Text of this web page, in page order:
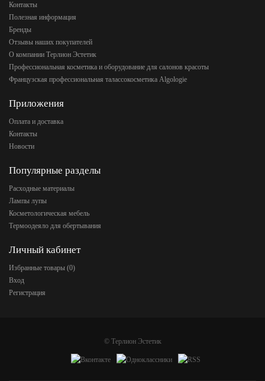
Контакты
Полезная информация
Бренды
Отзывы наших покупателей
О компании Терлион Эстетик
Профессиональная косметика и оборудование для салонов красоты
Французская профессиональная талассокосметика Algologie
Приложения
Оплата и доставка
Контакты
Новости
Популярные разделы
Расходные материалы
Лампы лупы
Косметологическая мебель
Термоодеяло для обертывания
Личный кабинет
Избранные товары (0)
Вход
Регистрация
© Терлион Эстетик